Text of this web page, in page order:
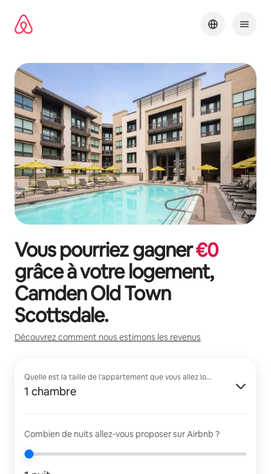
directement
Vous pourriez gagner€0
grâce à votre logement,
Camden Old Town
Scottsdale.
Découvrez comment nous estimons les revenus
Quelle est la taille de l'appartement que vous allez louer ?
1 chambre
Combien de nuits allez-vous proposer sur Airbnb ?